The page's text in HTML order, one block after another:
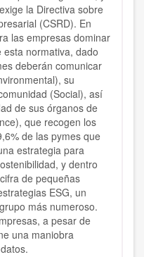
la Directiva sobre
(CSRD). En
las empresas dominar
normativa, dado
deberán comunicar
su
(Social), así
de sus órganos de
que recogen los
de las pymes que
estrategia para
y dentro
de pequeñas
ESG, un
más numeroso.
a pesar de
una maniobra